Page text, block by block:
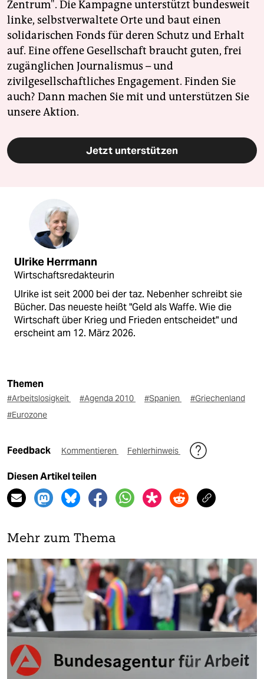
Zentrum". Die Kampagne unterstützt bundesweit
linke, selbstverwaltete Orte und baut einen
solidarischen Fonds für deren Schutz und Erhalt
auf. Eine offene Gesellschaft braucht guten, frei
zugänglichen Journalismus – und
zivilgesellschaftliches Engagement. Finden Sie
auch? Dann machen Sie mit und unterstützen Sie
unsere Aktion.
Jetzt unterstützen
Ulrike Herrmann
Wirtschaftsredakteurin
Ulrike ist seit 2000 bei der taz. Nebenher schreibt sie
Bücher. Das neueste heißt "Geld als Waffe. Wie die
Wirtschaft über Krieg und Frieden entscheidet" und
erscheint am 12. März 2026.
Themen
#Arbeitslosigkeit #Agenda 2010 #Spanien
#Griechenland
#Eurozone
Feedback Kommentieren Fehlerhinweis
Diesen Artikel teilen
Mehr zum Thema